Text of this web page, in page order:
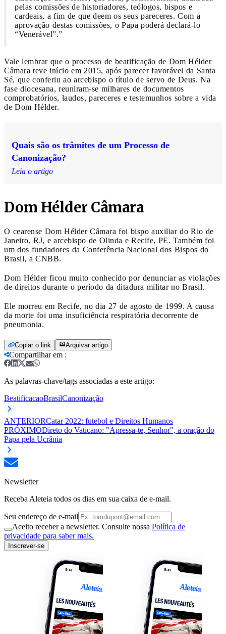
pelas comissões de historiadores, teólogos, bispos e
cardeais, a fim de que deem os seus pareceres. Com a
aprovação destas comissões, o Papa poderá declará-lo
“Venerável”.”
Vale lembrar que o processo de beatificação de Dom Hélder
Câmara teve início em 2015, após parecer favorável da Santa
Sé, que conferiu ao arcebispo o título de servo de Deus. Na
fase diocesana, reuniram-se milhares de documentos
comprobatórios, laudos, pareceres e testemunhos sobre a vida
de Dom Hélder.
Quais são os trâmites de um Processo de
Canonização?
Leia o artigo
Dom Hélder Câmara
O cearense Dom Hélder Câmara foi bispo auxiliar do Rio de
Janeiro, RJ, e arcebispo de Olinda e Recife, PE. Também foi
um dos fundadores da Conferência Nacional dos Bispos do
Brasil, a CNBB.
Dom Hélder ficou muito conhecido por denunciar as violações
de direitos durante o período da ditadura militar no Brasil.
Ele morreu em Recife, no dia 27 de agosto de 1999. A causa
da morte foi uma insuficiência respiratória decorrente de
pneumonia.
Copiar o link Arquivar artigo
Compartilhar em :
As palavras-chave/tags associadas a este artigo:
BeatificacaoBrasilCanonização
ANTERIORCatar 2022: futebol e Direitos Humanos
PRÓXIMODireto do Vaticano: "Apressa-te, Senhor", a oração do
Papa pela Ucrânia
Newsletter
Receba Aleteia todos os dias em sua caixa de e-mail.
Seu endereço de e-mail
Aceito receber a newsletter. Consulte nossa Política de
privacidade para saber mais.
Inscrever-se